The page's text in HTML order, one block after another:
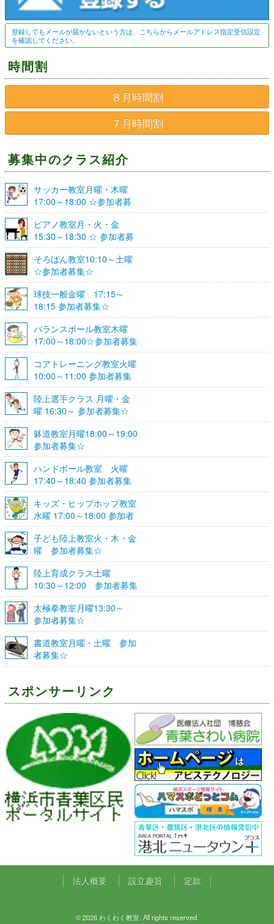
登録してもメールが届かないという方は、こちらからメールアドレス指定受信設定
を確認してください。
時間割
８月時間割
７月時間割
募集中のクラス紹介
サッカー教室月曜・木曜
17:00～18:00 ☆参加者募
集☆
ピアノ教室月・火・金
15:30～18:30 ☆ 参加者募
集☆
そろばん教室10:10～土曜
☆参加者募集☆
球技一般金曜 17:15～
18:15 参加者募集☆
バランスボール教室木曜
17:00～18:00☆参加者募集
☆
コアトレーニング教室火曜
10:00～11:00 参加者募集
陸上選手クラス 月曜・金
曜 16:30～ 参加者募集☆
躰道教室月曜18:00～19:00
参加者募集☆
ハンドボール教室 火曜
17:40～18:40 参加者募集
☆
キッズ・ヒップホップ教室
水曜 17:00～18:00 参加者
募集☆
子ども陸上教室火・木・金
曜 参加者募集☆
陸上育成クラス土曜
10:30～12:00 参加者募集
☆
太極拳教室月曜13:30～
参加者募集☆
書道教室月曜・土曜 参加
者募集☆
スポンサーリンク
法人概要 設立趣旨 定款
© 2026 わくわく教室. All rights reserved.